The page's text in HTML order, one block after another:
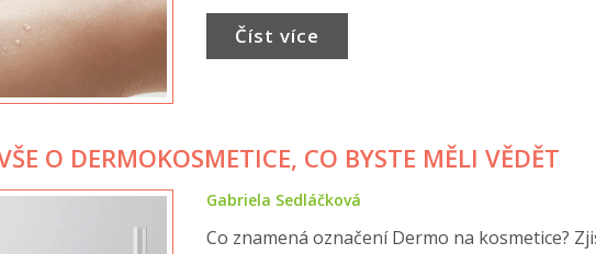
Číst více
O DERMOKOSMETICE, CO BYSTE MĚLI VĚDĚT
Gabriela Sedláčková
Co znamená označení Dermo na kosmetice?